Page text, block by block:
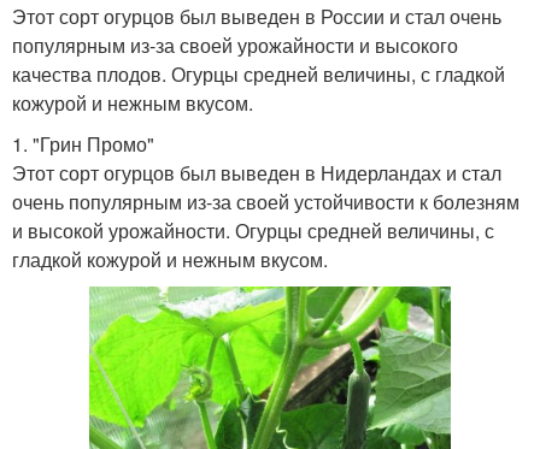
Этот сорт огурцов был выведен в России и стал очень
популярным из-за своей урожайности и высокого
качества плодов. Огурцы средней величины, с гладкой
кожурой и нежным вкусом.
1. "Грин Промо"
Этот сорт огурцов был выведен в Нидерландах и стал
очень популярным из-за своей устойчивости к болезням
и высокой урожайности. Огурцы средней величины, с
гладкой кожурой и нежным вкусом.